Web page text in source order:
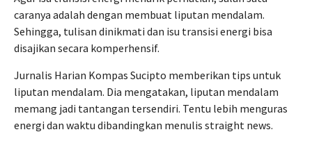
caranya adalah dengan membuat liputan mendalam.
Sehingga, tulisan dinikmati dan isu transisi energi bisa
disajikan secara komperhensif.
Jurnalis Harian Kompas Sucipto memberikan tips untuk
liputan mendalam. Dia mengatakan, liputan mendalam
memang jadi tantangan tersendiri. Tentu lebih menguras
energi dan waktu dibandingkan menulis straight news.